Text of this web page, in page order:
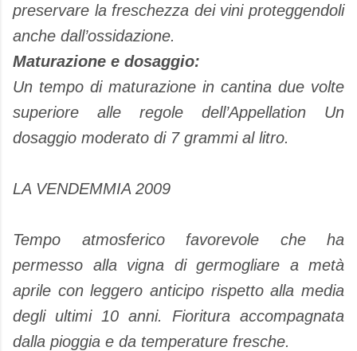
preservare la freschezza dei vini proteggendoli
anche dall’ossidazione.
Maturazione e dosaggio:
Un tempo di maturazione in cantina due volte
superiore alle regole dell’Appellation Un
dosaggio moderato di 7 grammi al litro.
LA VENDEMMIA 2009
Tempo atmosferico favorevole che ha
permesso alla vigna di germogliare a metà
aprile con leggero anticipo rispetto alla media
degli ultimi 10 anni. Fioritura accompagnata
dalla pioggia e da temperature fresche.